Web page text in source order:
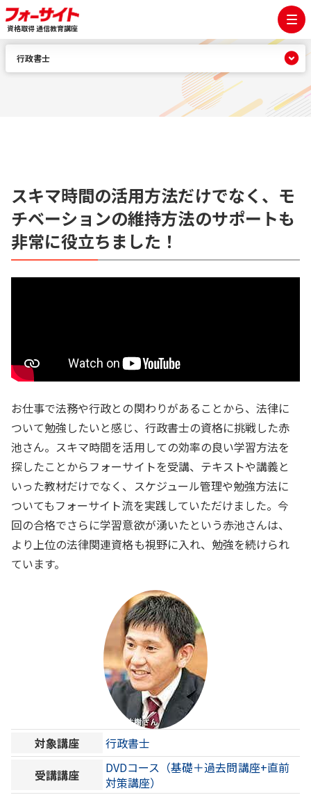
資格取得 通信教育講座
スキマ時間の活用方法だけでなく、モ
チベーションの維持方法のサポートも
非常に役立ちました！
お仕事で法務や行政との関わりがあることから、法律に
ついて勉強したいと感じ、行政書士の資格に挑戦した赤
池さん。スキマ時間を活用しての効率の良い学習方法を
探したことからフォーサイトを受講、テキストや講義と
いった教材だけでなく、スケジュール管理や勉強方法に
ついてもフォーサイト流を実践していただけました。今
回の合格でさらに学習意欲が湧いたという赤池さんは、
より上位の法律関連資格も視野に入れ、勉強を続けられ
ています。
対象講座
行政書士
受講講座
DVDコース（基礎＋過去問講座+直前
対策講座）
行政書士